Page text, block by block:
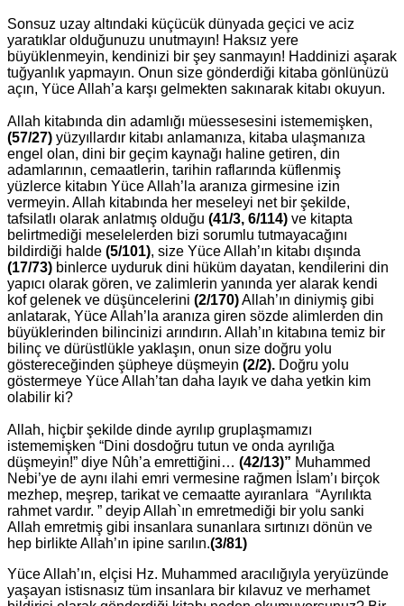
Sonsuz uzay altındaki küçücük dünyada geçici ve aciz
yaratıklar olduğunuzu unutmayın! Haksız yere
büyüklenmeyin, kendinizi bir şey sanmayın! Haddinizi aşarak
tuğyanlık yapmayın. Onun size gönderdiği kitaba gönlünüzü
açın, Yüce Allah’a karşı gelmekten sakınarak kitabı okuyun.
Allah kitabında din adamlığı müessesesini istememişken,
(57/27) yüzyıllardır kitabı anlamanıza, kitaba ulaşmanıza
engel olan, dini bir geçim kaynağı haline getiren, din
adamlarının, cemaatlerin, tarihin raflarında küflenmiş
yüzlerce kitabın Yüce Allah’la aranıza girmesine izin
vermeyin. Allah kitabında her meseleyi net bir şekilde,
tafsilatlı olarak anlatmış olduğu (41/3, 6/114) ve kitapta
belirtmediği meselelerden bizi sorumlu tutmayacağını
bildirdiği halde (5/101), size Yüce Allah’ın kitabı dışında
(17/73) binlerce uyduruk dini hüküm dayatan, kendilerini din
yapıcı olarak gören, ve zalimlerin yanında yer alarak kendi
kof gelenek ve düşüncelerini (2/170)Allah’ın diniymiş gibi
anlatarak, Yüce Allah’la aranıza giren sözde alimlerden din
büyüklerinden bilincinizi arındırın. Allah’ın kitabına temiz bir
bilinç ve dürüstlükle yaklaşın, onun size doğru yolu
göstereceğinden şüpheye düşmeyin (2/2). Doğru yolu
göstermeye Yüce Allah’tan daha layık ve daha yetkin kim
olabilir ki?
Allah, hiçbir şekilde dinde ayrılıp gruplaşmamızı
istememişken “Dini dosdoğru tutun ve onda ayrılığa
düşmeyin!” diye Nûh’a emrettiğini… (42/13)” Muhammed
Nebi’ye de aynı ilahi emri vermesine rağmen İslam’ı birçok
mezhep, meşrep, tarikat ve cemaatte ayıranlara “Ayrılıkta
rahmet vardır. ” deyip Allah`ın emretmediği bir yolu sanki
Allah emretmiş gibi insanlara sunanlara sırtınızı dönün ve
hep birlikte Allah’ın ipine sarılın.(3/81)
Yüce Allah’ın, elçisi Hz. Muhammed aracılığıyla yeryüzünde
yaşayan istisnasız tüm insanlara bir kılavuz ve merhamet